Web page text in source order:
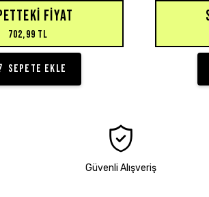
FIYAT
702,99 TL
SEPETE EKLE
Güvenli Alışveriş